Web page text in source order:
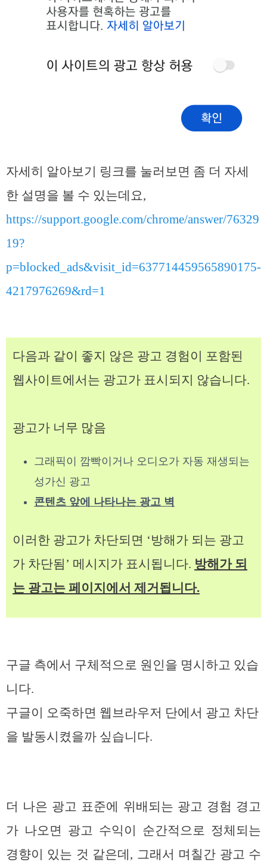
자세히 알아보기 링크를 눌러보면 좀 더 자세
한 설명을 볼 수 있는데요,
https://support.google.com/chrome/answer/76329
19?
p=blocked_ads&visit_id=637714459565890175-
4217976269&rd=1
다음과 같이 좋지 않은 광고 경험이 포함된
웹사이트에서는 광고가 표시되지 않습니다.
광고가 너무 많음
그래픽이 깜빡이거나 오디오가 자동 재생되는
성가신 광고
콘텐츠 앞에 나타나는 광고 벽
이러한 광고가 차단되면 ‘방해가 되는 광고
가 차단됨’ 메시지가 표시됩니다. 방해가 되
는 광고는 페이지에서 제거됩니다.
구글 측에서 구체적으로 원인을 명시하고 있습
니다.
구글이 오죽하면 웹브라우저 단에서 광고 차단
을 발동시켰을까 싶습니다.
더 나은 광고 표준에 위배되는 광고 경험 경고
가 나오면 광고 수익이 순간적으로 정체되는
경향이 있는 것 같은데, 그래서 며칠간 광고 수